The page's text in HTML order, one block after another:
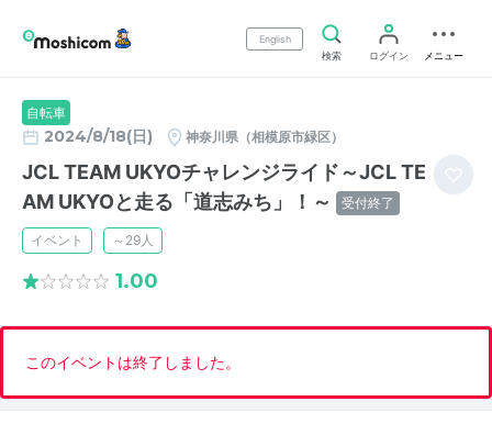
English
検索
ログイン メニュー
自転車
2024/8/18(日) 神奈川県（相模原市緑区）
JCL TEAM UKYOチャレンジライド～JCL TE
AM UKYOと走る「道志みち」！～
受付終了
イベント ～29人
1.00
このイベントは終了しました。